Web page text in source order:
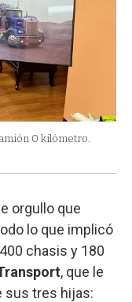
0 kilómetro.
orgullo que
lo que implicó
chasis y 180
, que le
sus tres hijas: